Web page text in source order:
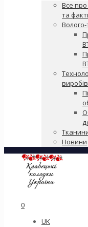
Все
та
виробів
Новини
0
UK